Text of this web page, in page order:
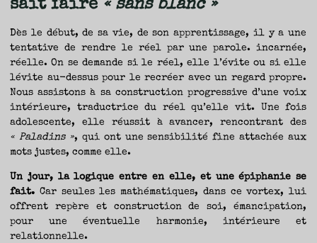
sait faire « sans blanc »
Dès le début, de sa vie, de son apprentissage, il y a une
tentative de rendre le réel par une parole. incarnée,
réelle. On se demande si le réel, elle l’évite ou si elle
lévite au-dessus pour le recréer avec un regard propre.
Nous assistons à sa construction progressive d’une voix
intérieure, traductrice du réel qu’elle vit. Une fois
adolescente, elle réussit à avancer, rencontrant des
« Paladins », qui ont une sensibilité fine attachée aux
mots justes, comme elle.
Un jour, la logique entre en elle, et une épiphanie se
fait. Car seules les mathématiques, dans ce vortex, lui
offrent repère et construction de soi, émancipation,
pour une éventuelle harmonie, intérieure et
relationnelle.